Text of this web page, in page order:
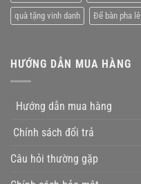
quà tặng vinh danh Để bàn pha lê
HƯỚNG DẪN MUA HÀNG
Hướng dẫn mua hàng
Chính sách đổi trả
Câu hỏi thường gặp